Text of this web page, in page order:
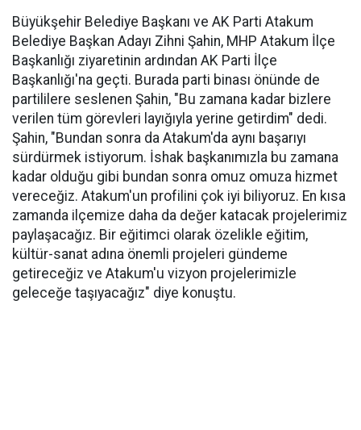
Büyükşehir Belediye Başkanı ve AK Parti Atakum
Belediye Başkan Adayı Zihni Şahin, MHP Atakum İlçe
Başkanlığı ziyaretinin ardından AK Parti İlçe
Başkanlığı'na geçti. Burada parti binası önünde de
partililere seslenen Şahin, "Bu zamana kadar bizlere
verilen tüm görevleri layığıyla yerine getirdim" dedi.
Şahin, "Bundan sonra da Atakum'da aynı başarıyı
sürdürmek istiyorum. İshak başkanımızla bu zamana
kadar olduğu gibi bundan sonra omuz omuza hizmet
vereceğiz. Atakum'un profilini çok iyi biliyoruz. En kısa
zamanda ilçemize daha da değer katacak projelerimiz
paylaşacağız. Bir eğitimci olarak özelikle eğitim,
kültür-sanat adına önemli projeleri gündeme
getireceğiz ve Atakum'u vizyon projelerimizle
geleceğe taşıyacağız" diye konuştu.